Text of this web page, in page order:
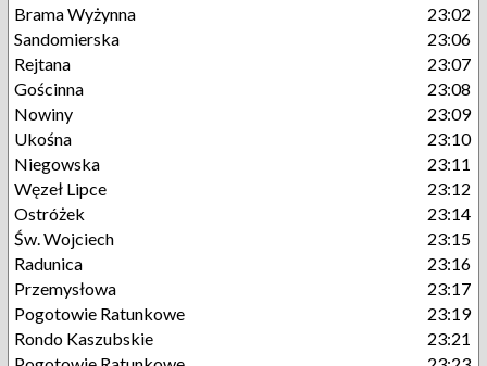
Brama Wyżynna
23:02
Sandomierska
23:06
Rejtana
23:07
Gościnna
23:08
Nowiny
23:09
Ukośna
23:10
Niegowska
23:11
Węzeł Lipce
23:12
Ostróżek
23:14
Św. Wojciech
23:15
Radunica
23:16
Przemysłowa
23:17
Pogotowie Ratunkowe
23:19
Rondo Kaszubskie
23:21